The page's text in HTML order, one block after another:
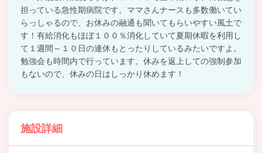
担っている急性期病院です。ママさんナースも多数働いてい
らっしゃるので、お休みの融通も聞いてもらいやすい風土で
す！有給消化もほぼ１００％消化していて夏期休暇を利用し
て１週間～１０日の連休もとったりしているみたいですよ。
勉強会も時間内で行っています。休みを返上しての強制参加
もないので、休みの日はしっかり休めます！
施設詳細